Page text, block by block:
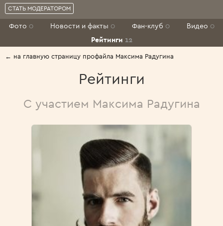
СТАТЬ МОДЕРАТОРОМ
Фото 0 Новости и факты 0 Фан-клуб 0 Видео 0
Рейтинги 12
← на главную страницу профайла Максима Радугина
Рейтинги
С участием Максима Радугина